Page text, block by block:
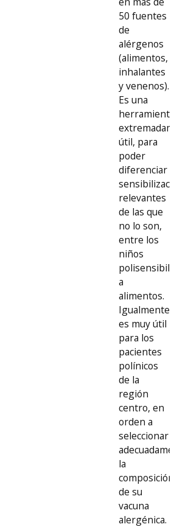
50 fuentes
de
alérgenos
(alimentos,
inhalantes
y venenos).
Es una
herramienta
útil, para
poder
diferenciar
relevantes
de las que
no lo son,
entre los
niños
a
alimentos.
Igualmente
es muy útil
para los
pacientes
polínicos
de la
región
centro, en
orden a
seleccionar
adecuadamente
la
composición
de su
vacuna
alergénica.